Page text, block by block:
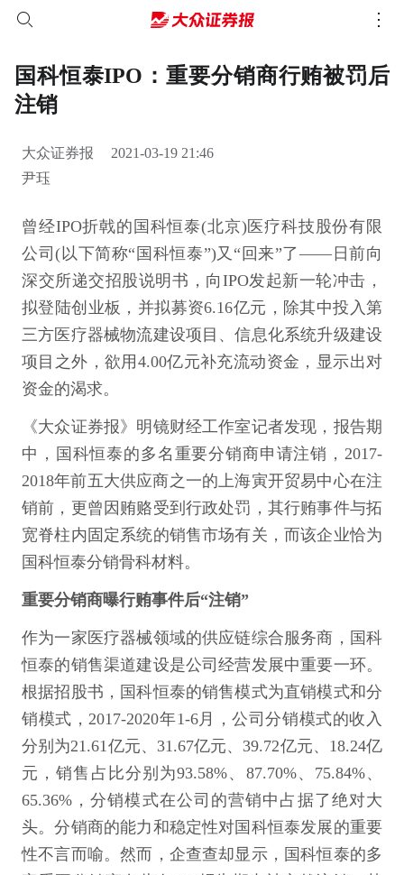
国科恒泰IPO：重要分销商行贿被罚后
注销
大众证券报
2021-03-19 21:46
尹珏
曾经IPO折戟的国科恒泰(北京)医疗科技股份有限
公司(以下简称“国科恒泰”)又“回来”了——日前向
深交所递交招股说明书，向IPO发起新一轮冲击，
拟登陆创业板，并拟募资6.16亿元，除其中投入第
三方医疗器械物流建设项目、信息化系统升级建设
项目之外，欲用4.00亿元补充流动资金，显示出对
资金的渴求。
《大众证券报》明镜财经工作室记者发现，报告期
中，国科恒泰的多名重要分销商申请注销，2017-
2018年前五大供应商之一的上海寅开贸易中心在注
销前，更曾因贿赂受到行政处罚，其行贿事件与拓
宽脊柱内固定系统的销售市场有关，而该企业恰为
国科恒泰分销骨科材料。
重要分销商曝行贿事件后“注销”
作为一家医疗器械领域的供应链综合服务商，国科
恒泰的销售渠道建设是公司经营发展中重要一环。
根据招股书，国科恒泰的销售模式为直销模式和分
销模式，2017-2020年1-6月，公司分销模式的收入
分别为21.61亿元、31.67亿元、39.72亿元、18.24亿
元，销售占比分别为93.58%、87.70%、75.84%、
65.36%，分销模式在公司的营销中占据了绝对大
头。分销商的能力和稳定性对国科恒泰发展的重要
性不言而喻。然而，企查查却显示，国科恒泰的多